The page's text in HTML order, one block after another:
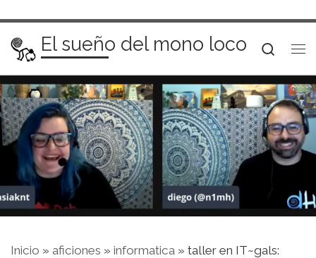
Saltar al contenido
El sueño del mono loco
Inicio » aficiones » informatica » taller en IT~gals: